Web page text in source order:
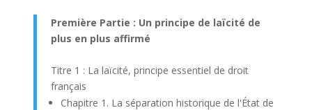
Première Partie : Un principe de laïcité de
plus en plus affirmé
Titre 1 : La laïcité, principe essentiel de droit
français
Chapitre 1. La séparation historique de l'État de